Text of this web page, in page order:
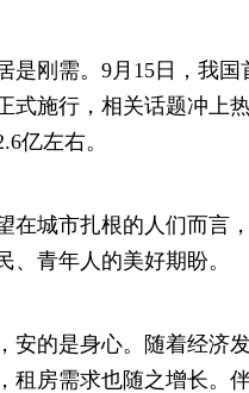
刚需。9月15日，我国
式施行，相关话题冲上
亿左右。
城市扎根的人们而言
青年人的美好期盼。
的是身心。随着经济
租房需求也随之增长。